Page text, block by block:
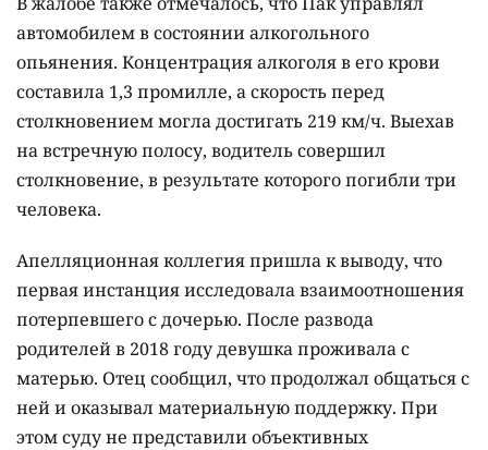
автомобилем в состоянии алкогольного
опьянения. Концентрация алкоголя в его крови
составила 1,3 промилле, а скорость перед
столкновением могла достигать 219 км/ч. Выехав
на встречную полосу, водитель совершил
столкновение, в результате которого погибли три
человека.
Апелляционная коллегия пришла к выводу, что
первая инстанция исследовала взаимоотношения
потерпевшего с дочерью. После развода
родителей в 2018 году девушка проживала с
матерью. Отец сообщил, что продолжал общаться с
ней и оказывал материальную поддержку. При
этом суду не представили объективных